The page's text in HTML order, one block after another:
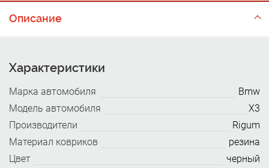
Описание
Характеристики
Марка автомобиля
Bmw
Модель автомобиля
X3
Производители
Rigum
Материал ковриков
резина
Цвет
черный